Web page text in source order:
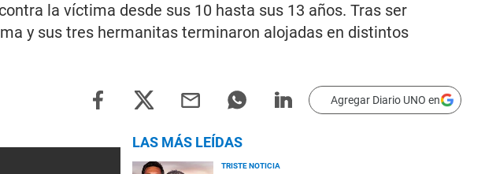
la víctima desde sus 10 hasta sus 13 años. Tras ser
y sus tres hermanitas terminaron alojadas en distintos
Agregar Diario UNO en
LAS MÁS LEÍDAS
TRISTE NOTICIA